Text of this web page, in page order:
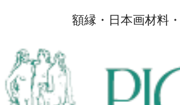
額縁・日本画材料